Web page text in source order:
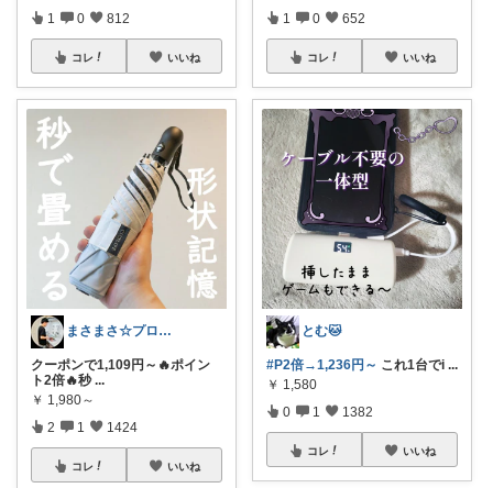
1 0 812
コレ いいね
まさまさ☆プロフも見てね✨
クーポンで1,109円～🔥ポイン
ト2倍🔥秒 ...
￥ 1,980～
2 1 1424
コレ いいね
1 0 652
コレ いいね
とむ🐱
#P2倍→1,236円～ ​これ1台でi ...
￥ 1,580
0 1 1382
コレ いいね